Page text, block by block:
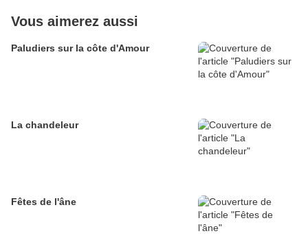
Vous aimerez aussi
Paludiers sur la côte d'Amour
La chandeleur
Fêtes de l'âne